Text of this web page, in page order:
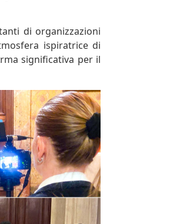
di organizzazioni
ispiratrice di
significativa per il